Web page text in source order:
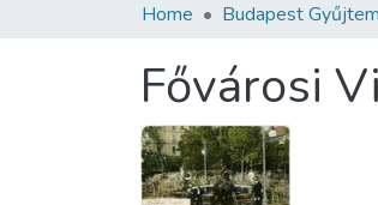
Home Budapest
Fővárosi